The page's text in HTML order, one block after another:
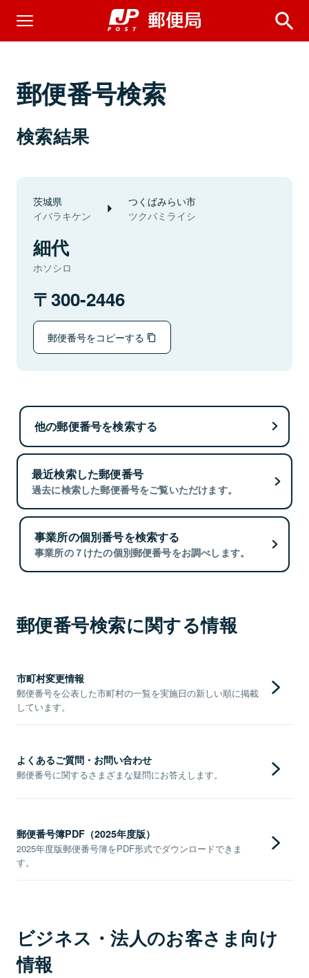
郵便番号検索
検索結果
茨城県
イバラキケン
つくばみらい市
ツクバミライシ
細代
ホソシロ
300-2446
郵便番号をコピーする
他の郵便番号を検索する
最近検索した郵便番号
過去に検索した郵便番号をご覧いただけます。
事業所の個別番号を検索する
事業所の７けたの個別郵便番号をお調べします。
郵便番号検索に関する情報
市町村変更情報
郵便番号を公表した市町村の一覧を実施日の新しい順に掲載
しています。
よくあるご質問・お問い合わせ
郵便番号に関するさまざまな疑問にお答えします。
郵便番号簿PDF（2025年度版）
2025年度版郵便番号簿をPDF形式でダウンロードできま
す。
ビジネス・法人のお客さま向け
情報